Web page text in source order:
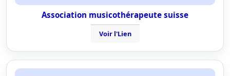
Association musicothérapeute suisse
Voir l'Lien